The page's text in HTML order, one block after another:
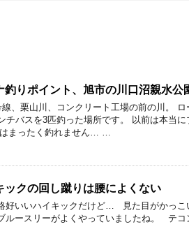
釣りポイント、旭市の川口沼親水公
線、栗山川、コンクリート工場の前の川。
チバスを3匹釣った場所です。 以前は本当
まったく釣れません… …
ックの回し蹴りは腰によくない
好いいハイキックだけど… 見た目がかっこ
ルースリーがよくやっていましたね。 テコ